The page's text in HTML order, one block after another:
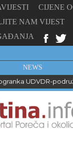
CIJENE
NAM VIJEST
NEWS
UDVDR-